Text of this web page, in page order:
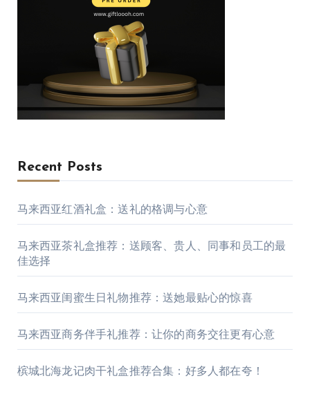
Recent Posts
马来西亚红酒礼盒：送礼的格调与心意
马来西亚茶礼盒推荐：送顾客、贵人、同事和员工的最
佳选择
马来西亚闺蜜生日礼物推荐：送她最贴心的惊喜
马来西亚商务伴手礼推荐：让你的商务交往更有心意
槟城北海龙记肉干礼盒推荐合集：好多人都在夸！